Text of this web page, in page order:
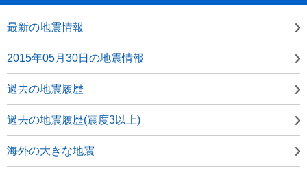
最新の地震情報
2015年05月30日の地震情報
過去の地震履歴
過去の地震履歴(震度3以上)
海外の大きな地震